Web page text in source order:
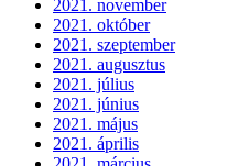
2021. november
2021. október
2021. szeptember
2021. augusztus
2021. július
2021. június
2021. május
2021. április